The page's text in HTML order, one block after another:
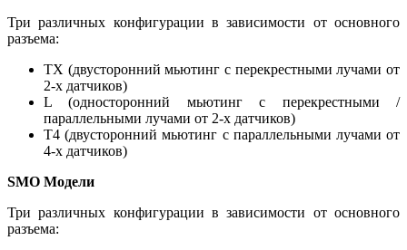
Три различных конфигурации в зависимости от основного
разъема:
TX (двусторонний мьютинг с перекрестными лучами от
2-х датчиков)
L (односторонний мьютинг с перекрестными /
параллельными лучами от 2-х датчиков)
T4 (двусторонний мьютинг с параллельными лучами от
4-х датчиков)
SMO Модели
Три различных конфигурации в зависимости от основного
разъема: